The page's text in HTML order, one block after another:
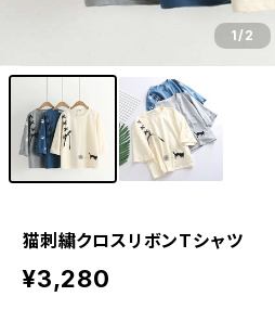
1/2
猫刺繍クロスリボンTシャツ
¥3,280